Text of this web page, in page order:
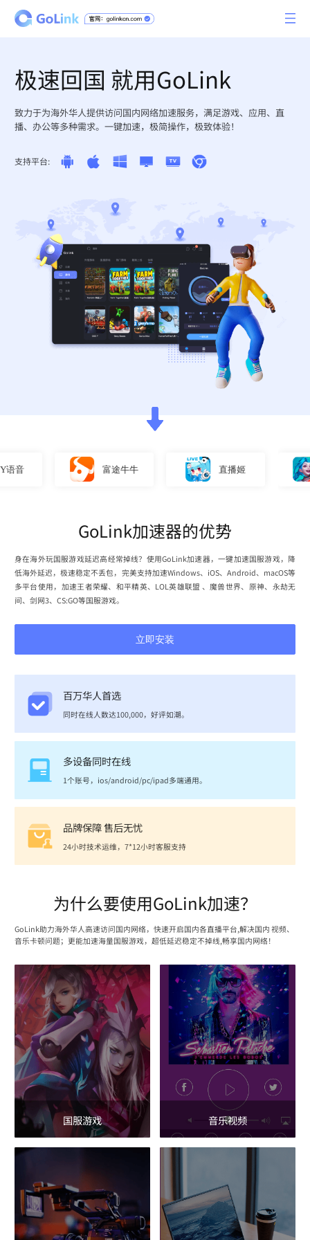
极速回国 就用GoLink
致力于为海外华人提供访问国内网络加速服务，满足游戏、应用、直
播、办公等多种需求。一键加速，极简操作，极致体验！
支持平台:
富途牛牛 直播姬
GoLink加速器的优势
身在海外玩国服游戏延迟高经常掉线？使用GoLink加速器，一键加速国服游戏，降
低海外延迟，极速稳定不丢包，完美支持加速Windows、iOS、Android、macOS等
多平台使用，加速王者荣耀、和平精英、LOL英雄联盟 、魔兽世界、原神、永劫无
间、剑网3、CS:GO等国服游戏。
立即安装
百万华人首选
同时在线人数达100,000，好评如潮。
多设备同时在线
1个账号，ios/android/pc/ipad多端通用。
品牌保障 售后无忧
24小时技术运维，7*12小时客服支持
为什么要使用GoLink加速？
GoLink助力海外华人高速访问国内网络，快速开启国内各直播平台,解决国内 视频、
音乐卡顿问题；更能加速海量国服游戏，超低延迟稳定不掉线,畅享国内网络！
国服游戏 音乐视频